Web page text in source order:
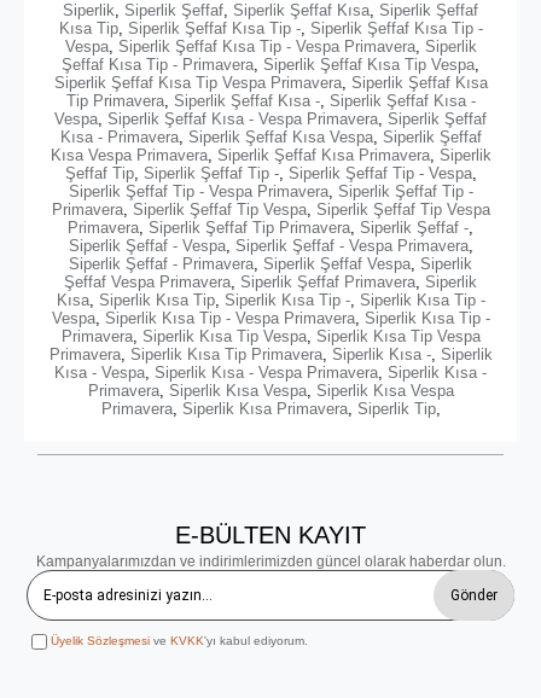
Siperlik, Siperlik Şeffaf, Siperlik Şeffaf Kısa, Siperlik Şeffaf
Kısa Tip, Siperlik Şeffaf Kısa Tip -, Siperlik Şeffaf Kısa Tip -
Vespa, Siperlik Şeffaf Kısa Tip - Vespa Primavera, Siperlik
Şeffaf Kısa Tip - Primavera, Siperlik Şeffaf Kısa Tip Vespa,
Siperlik Şeffaf Kısa Tip Vespa Primavera, Siperlik Şeffaf Kısa
Tip Primavera, Siperlik Şeffaf Kısa -, Siperlik Şeffaf Kısa -
Vespa, Siperlik Şeffaf Kısa - Vespa Primavera, Siperlik Şeffaf
Kısa - Primavera, Siperlik Şeffaf Kısa Vespa, Siperlik Şeffaf
Kısa Vespa Primavera, Siperlik Şeffaf Kısa Primavera, Siperlik
Şeffaf Tip, Siperlik Şeffaf Tip -, Siperlik Şeffaf Tip - Vespa,
Siperlik Şeffaf Tip - Vespa Primavera, Siperlik Şeffaf Tip -
Primavera, Siperlik Şeffaf Tip Vespa, Siperlik Şeffaf Tip Vespa
Primavera, Siperlik Şeffaf Tip Primavera, Siperlik Şeffaf -,
Siperlik Şeffaf - Vespa, Siperlik Şeffaf - Vespa Primavera,
Siperlik Şeffaf - Primavera, Siperlik Şeffaf Vespa, Siperlik
Şeffaf Vespa Primavera, Siperlik Şeffaf Primavera, Siperlik
Kısa, Siperlik Kısa Tip, Siperlik Kısa Tip -, Siperlik Kısa Tip -
Vespa, Siperlik Kısa Tip - Vespa Primavera, Siperlik Kısa Tip -
Primavera, Siperlik Kısa Tip Vespa, Siperlik Kısa Tip Vespa
Primavera, Siperlik Kısa Tip Primavera, Siperlik Kısa -, Siperlik
Kısa - Vespa, Siperlik Kısa - Vespa Primavera, Siperlik Kısa -
Primavera, Siperlik Kısa Vespa, Siperlik Kısa Vespa
Primavera, Siperlik Kısa Primavera, Siperlik Tip,
E-BÜLTEN KAYIT
Kampanyalarımızdan ve indirimlerimizden güncel olarak haberdar olun.
Gönder
Üyelik Sözleşmesi veKVKK'yı kabul ediyorum.